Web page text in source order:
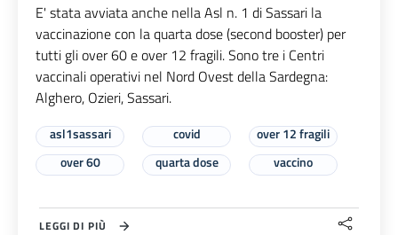
E' stata avviata anche nella Asl n. 1 di Sassari la
vaccinazione con la quarta dose (second booster) per
tutti gli over 60 e over 12 fragili. Sono tre i Centri
vaccinali operativi nel Nord Ovest della Sardegna:
Alghero, Ozieri, Sassari.
asl1sassari covid
over 12 fragili
over 60
quarta dose vaccino
LEGGI DI PIÙ